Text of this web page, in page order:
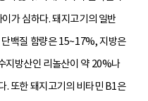
가 심하다. 돼지고기의 일반
백질 함량은 15~17%, 지방은
지방산인 리놀산이 약 20%나
. 또한 돼지고기의 비타민 B1은